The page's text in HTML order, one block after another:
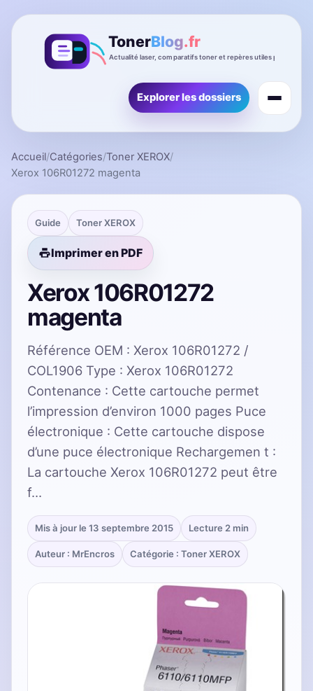
Explorer les dossiers
Accueil/Catégories/Toner XEROX/
Xerox 106R01272 magenta
Guide Toner XEROX
Imprimer en PDF
Xerox 106R01272
magenta
Référence OEM : Xerox 106R01272 /
COL1906 Type : Xerox 106R01272
Contenance : Cette cartouche permet
l’impression d’environ 1000 pages Puce
électronique : Cette cartouche dispose
d’une puce électronique Rechargemen t :
La cartouche Xerox 106R01272 peut être
f…
Mis à jour le 13 septembre 2015 Lecture 2 min
Auteur : MrEncros Catégorie : Toner XEROX